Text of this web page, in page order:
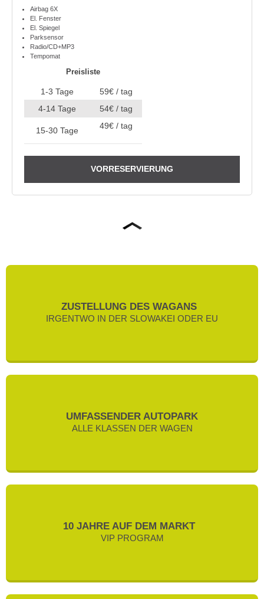
Airbag 6X
El. Fenster
El. Spiegel
Parksensor
Radio/CD+MP3
Tempomat
Preisliste
1-3 Tage
59€ / tag
4-14 Tage
54€ / tag
15-30 Tage 49€ / tag
VORRESERVIERUNG
ZUSTELLUNG DES WAGANS
IRGENTWO IN DER SLOWAKEI ODER EU
UMFASSENDER AUTOPARK
ALLE KLASSEN DER WAGEN
10 JAHRE AUF DEM MARKT
VIP PROGRAM